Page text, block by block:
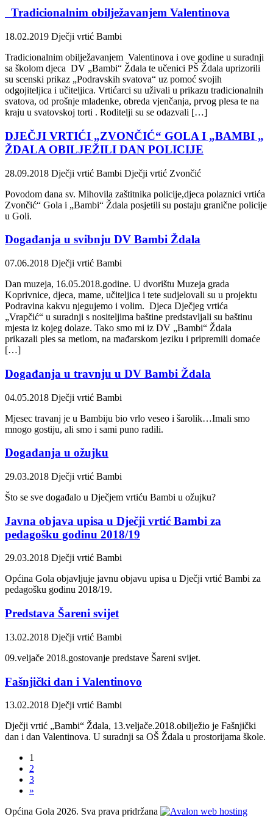
Tradicionalnim obilježavanjem Valentinova
18.02.2019 Dječji vrtić Bambi
Tradicionalnim obilježavanjem Valentinova i ove godine u suradnji
sa školom djeca DV „Bambi“ Ždala te učenici PŠ Ždala uprizorili
su scenski prikaz „Podravskih svatova“ uz pomoć svojih
odgojiteljica i učiteljica. Vrtićarci su uživali u prikazu tradicionalnih
svatova, od prošnje mladenke, obreda vjenčanja, prvog plesa te na
kraju u svatovskoj torti . Roditelji su se odazvali […]
DJEČJI VRTIĆI „ZVONČIĆ“ GOLA I „BAMBI „
ŽDALA OBILJEŽILI DAN POLICIJE
28.09.2018 Dječji vrtić Bambi Dječji vrtić Zvončić
Povodom dana sv. Mihovila zaštitnika policije,djeca polaznici vrtića
Zvončić“ Gola i „Bambi“ Ždala posjetili su postaju granične policije
u Goli.
Događanja u svibnju DV Bambi Ždala
07.06.2018 Dječji vrtić Bambi
Dan muzeja, 16.05.2018.godine. U dvorištu Muzeja grada
Koprivnice, djeca, mame, učiteljica i tete sudjelovali su u projektu
Podravina kakvu njegujemo i volim. Djeca Dječjeg vrtića
„Vrapčić“ u suradnji s nositeljima baštine predstavljali su baštinu
mjesta iz kojeg dolaze. Tako smo mi iz DV „Bambi“ Ždala
prikazali ples sa metlom, na mađarskom jeziku i pripremili domaće
[…]
Događanja u travnju u DV Bambi Ždala
04.05.2018 Dječji vrtić Bambi
Mjesec travanj je u Bambiju bio vrlo veseo i šarolik…Imali smo
mnogo gostiju, ali smo i sami puno radili.
Događanja u ožujku
29.03.2018 Dječji vrtić Bambi
Što se sve događalo u Dječjem vrtiću Bambi u ožujku?
Javna objava upisa u Dječji vrtić Bambi za
pedagošku godinu 2018/19
29.03.2018 Dječji vrtić Bambi
Općina Gola objavljuje javnu objavu upisa u Dječji vrtić Bambi za
pedagošku godinu 2018/19.
Predstava Šareni svijet
13.02.2018 Dječji vrtić Bambi
09.veljače 2018.gostovanje predstave Šareni svijet.
Fašnjički dan i Valentinovo
13.02.2018 Dječji vrtić Bambi
Dječji vrtić „Bambi“ Ždala, 13.veljače.2018.obilježio je Fašnjički
dan i dan Valentinova. U suradnji sa OŠ Ždala u prostorijama škole.
1
2
3
»
Općina Gola 2026. Sva prava pridržana